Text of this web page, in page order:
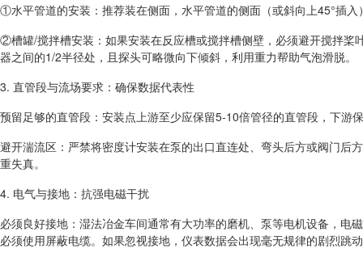
①水平管道的安装：推荐装在侧面，水平管道的侧面（或斜向上45°插
②槽罐/搅拌槽安装：如果安装在反应槽或搅拌槽侧壁，必须避开搅拌
器之间的1/2半径处，且探头可略微向下倾斜，利用重力帮助气泡滑脱。
3. 直管段与流场要求：确保数据代表性
预留足够的直管段：安装点上游至少应保留5-10倍管径的直管段，下游
避开湍流区：严禁将密度计安装在泵的出口直连处、弯头后方或阀门后
重失真。
4. 电气与接地：抗强电磁干扰
必须良好接地：湿法冶金车间通常有大功率的磨机、泵等电机设备，
必须使用屏蔽电缆。如果忽视接地，仪表数据会出现毫无规律的剧烈跳